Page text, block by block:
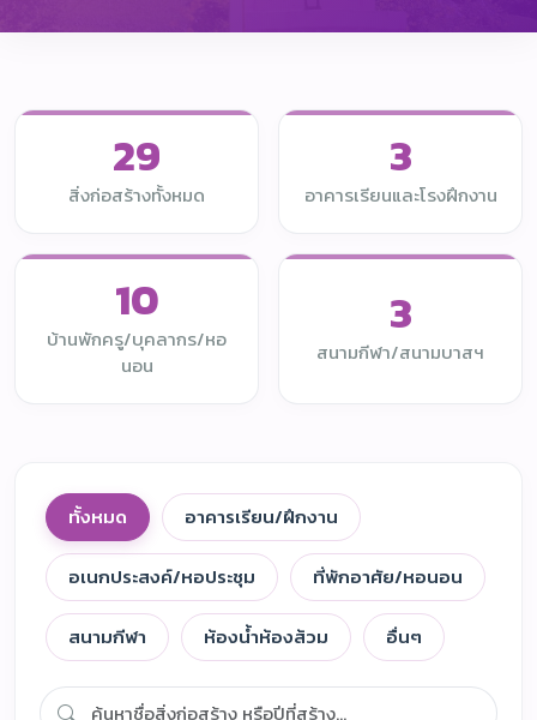
29
สิ่งก่อสร้างทั้งหมด
3
อาคารเรียนและโรงฝึกงาน
10
บ้านพักครู/บุคลากร/หอ
นอน
3
สนามกีฬา/สนามบาสฯ
ทั้งหมด อาคารเรียน/ฝึกงาน
อเนกประสงค์/หอประชุม ที่พักอาศัย/หอนอน
สนามกีฬา ห้องน้ำห้องส้วม อื่นๆ
ถามเกี่ยวกับโรงเรียนนาแห้ววิทยาได้เลยนะคะ